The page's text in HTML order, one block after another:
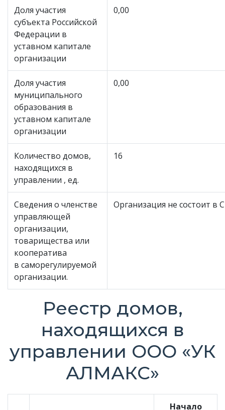
Доля участия
субъекта Российской
Федерации в
уставном капитале
организации
0,00
Доля участия
муниципального
образования в
уставном капитале
организации
0,00
Количество домов,
находящихся в
управлении , ед.
16
Сведения о членстве
управляющей
организации,
товарищества или
кооператива
в саморегулируемой
организации.
Организация не состоит в
Реестр домов,
находящихся в
управлении ООО «УК
АЛМАКС»
Начало